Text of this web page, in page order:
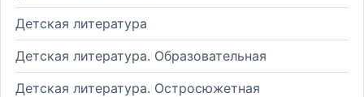
Детская литература
Детская литература. Образовательная
Детская литература. Остросюжетная